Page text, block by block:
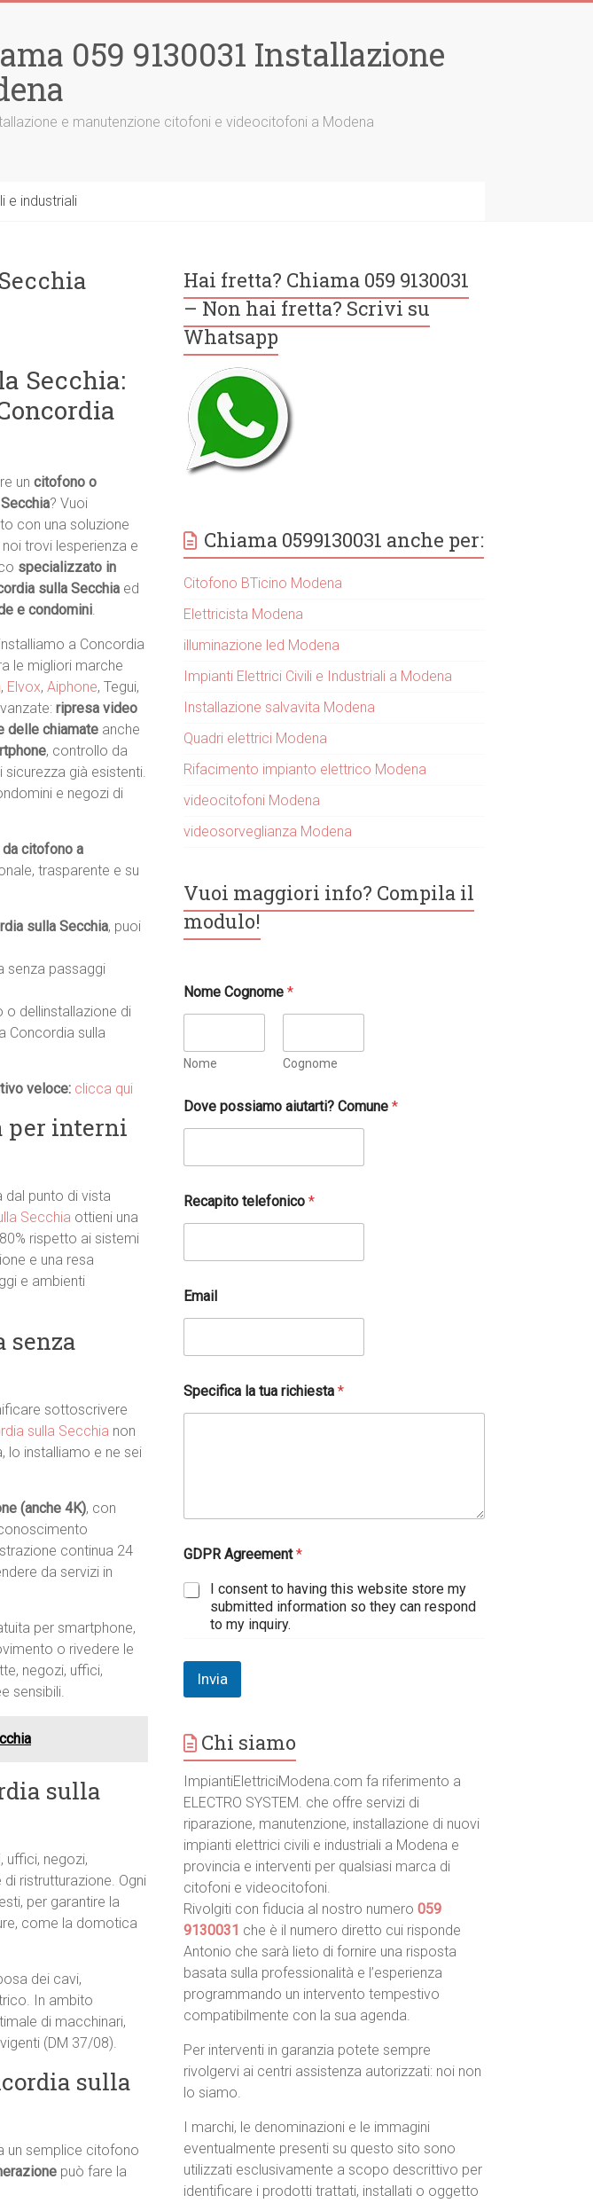
059 9130031 Installazione
e manutenzione citofoni e videocitofoni a Modena
e industriali
Secchia:
un citofono o
? Vuoi
con una soluzione
trovi lesperienza e
specializzato in
sulla Secchia ed
e condomini.
a Concordia
le migliori marche
, Elvox, Aiphone, Tegui,
ripresa video
delle chiamate anche
, controllo da
già esistenti.
e negozi di
citofono a
trasparente e su
sulla Secchia, puoi
senza passaggi
dellinstallazione di
Concordia sulla
veloce: clicca qui
per interni
punto di vista
Secchia ottieni una
rispetto ai sistemi
e una resa
e ambienti
senza
sottoscrivere
sulla Secchia non
lo installiamo e ne sei
(anche 4K), con
continua 24
da servizi in
per smartphone,
o rivedere le
negozi, uffici,
sensibili.
sulla
uffici, negozi,
ristrutturazione. Ogni
per garantire la
come la domotica
dei cavi,
In ambito
di macchinari,
(DM 37/08).
sulla
un semplice citofono
può fare la
Hai fretta? Chiama 059 9130031
– Non hai fretta? Scrivi su
Whatsapp
Chiama 0599130031 anche per:
Citofono BTicino Modena
Elettricista Modena
illuminazione led Modena
Impianti Elettrici Civili e Industriali a Modena
Installazione salvavita Modena
Quadri elettrici Modena
Rifacimento impianto elettrico Modena
videocitofoni Modena
videosorveglianza Modena
Vuoi maggiori info? Compila il
modulo!
r
i
h
i
s
t
a
o
n
Nome Cognome*
Nome Cognome
Dove possiamo aiutarti? Comune*
Recapito telefonico*
Email
Specifica la tua richiesta*
GDPR Agreement*
I consent to having this website store my
submitted information so they can respond
to my inquiry.
Invia
Chi siamo
ImpiantiElettriciModena.com fa riferimento a
ELECTRO SYSTEM. che offre servizi di
riparazione, manutenzione, installazione di nuovi
impianti elettrici civili e industriali a Modena e
provincia e interventi per qualsiasi marca di
citofoni e videocitofoni.
Rivolgiti con fiducia al nostro numero059
9130031 che è il numero diretto cui risponde
Antonio che sarà lieto di fornire una risposta
basata sulla professionalità e l’esperienza
programmando un intervento tempestivo
compatibilmente con la sua agenda.
Per interventi in garanzia potete sempre
rivolgervi ai centri assistenza autorizzati: noi non
lo siamo.
I marchi, le denominazioni e le immagini
eventualmente presenti su questo sito sono
utilizzati esclusivamente a scopo descrittivo per
identificare i prodotti trattati, installati o oggetto